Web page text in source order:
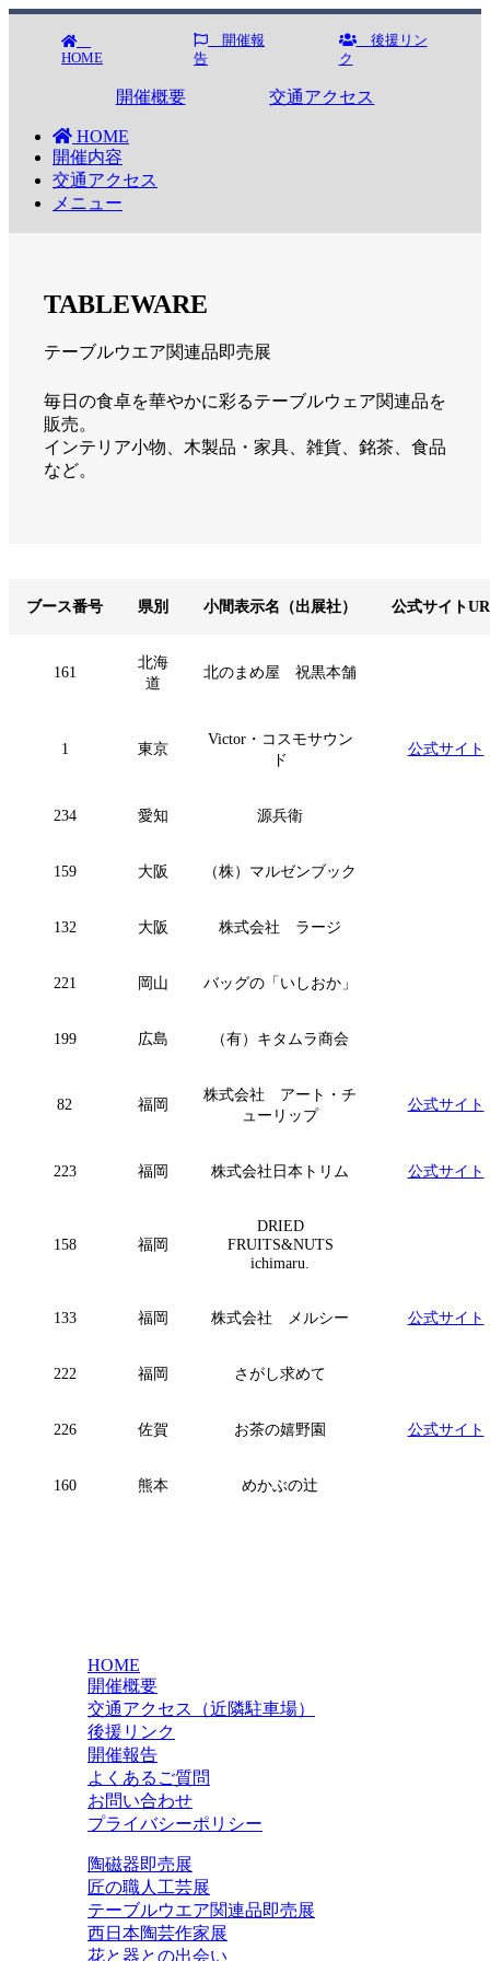
HOME
開催報
告
後援リン
ク
開催概要 交通アクセス
HOME
開催内容
交通アクセス
メニュー
TABLEWARE
テーブルウエア関連品即売展
毎日の食卓を華やかに彩るテーブルウェア関連品を
販売。
インテリア小物、木製品・家具、雑貨、銘茶、食品
など。
ブース番号 県別 小間表示名（出展社） 公式サイト
161
北海
道
北のまめ屋 祝黒本舗
1 東京
Victor・コスモサウン
ド
公式サイト
234 愛知 源兵衛
159 大阪 （株）マルゼンブック
132 大阪 株式会社 ラージ
221 岡山 バッグの「いしおか」
199 広島 （有）キタムラ商会
82 福岡
株式会社 アート・チ
ューリップ
公式サイト
223 福岡 株式会社日本トリム 公式サイト
158 福岡
DRIED
FRUITS&NUTS
ichimaru.
133 福岡 株式会社 メルシー 公式サイト
222 福岡 さがし求めて
226 佐賀 お茶の嬉野園 公式サイト
160 熊本 めかぶの辻
HOME
開催概要
交通アクセス（近隣駐車場）
後援リンク
開催報告
よくあるご質問
お問い合わせ
プライバシーポリシー
陶磁器即売展
匠の職人工芸展
テーブルウエア関連品即売展
西日本陶芸作家展
花と器との出会い